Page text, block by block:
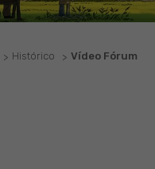
Histórico Vídeo Fórum